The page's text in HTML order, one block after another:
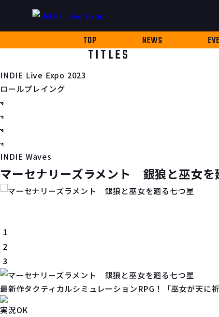
TOP NEWS
TITLES
INDIE Live Expo 2023
ロールプレイング
INDIE Waves
マーセナリーズラメント 銀狼と巫女を
1
2
3
最新作タクティカルシミュレーションRPG！「巫女が天に祈
実況OK